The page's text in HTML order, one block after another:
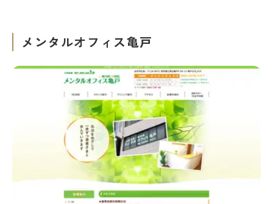
メンタルオフィス亀戸